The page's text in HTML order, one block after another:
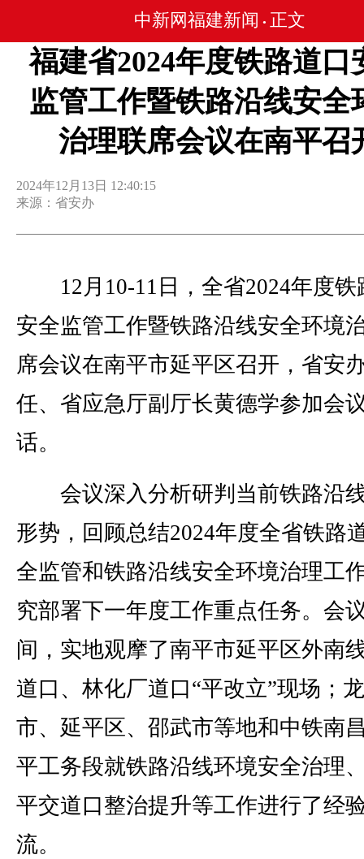
中新网福建新闻 • 正文
福建省2024年度铁路道口
监管工作暨铁路沿线安全
治理联席会议在南平召
2024年12月13日 12:40:15
来源：省安办
12月10-11日，全省2024年度铁
安全监管工作暨铁路沿线安全环境
席会议在南平市延平区召开，省安
任、省应急厅副厅长黄德学参加会
话。
会议深入分析研判当前铁路沿
形势，回顾总结2024年度全省铁路
全监管和铁路沿线安全环境治理工
究部署下一年度工作重点任务。会
间，实地观摩了南平市延平区外南
道口、林化厂道口“平改立”现场；
市、延平区、邵武市等地和中铁南
平工务段就铁路沿线环境安全治理
平交道口整治提升等工作进行了经
流。